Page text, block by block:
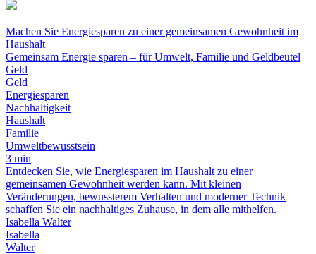
Machen Sie Energiesparen zu einer gemeinsamen Gewohnheit im
Haushalt
Gemeinsam Energie sparen – für Umwelt, Familie und Geldbeutel
Geld
Geld
Energiesparen
Nachhaltigkeit
Haushalt
Familie
Umweltbewusstsein
3 min
Entdecken Sie, wie Energiesparen im Haushalt zu einer
gemeinsamen Gewohnheit werden kann. Mit kleinen
Veränderungen, bewussterem Verhalten und moderner Technik
schaffen Sie ein nachhaltiges Zuhause, in dem alle mithelfen.
Isabella Walter
Isabella
Walter